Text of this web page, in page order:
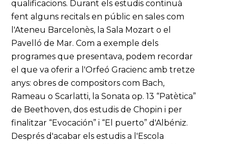
qualificacions. Durant els estudis continuà
fent alguns recitals en públic en sales com
l'Ateneu Barcelonès, la Sala Mozart o el
Pavelló de Mar. Com a exemple dels
programes que presentava, podem recordar
el que va oferir a l'Orfeó Gracienc amb tretze
anys: obres de compositors com Bach,
Rameau o Scarlatti, la Sonata op. 13 “Patètica”
de Beethoven, dos estudis de Chopin i per
finalitzar “Evocación” i “El puerto” d'Albéniz.
Després d'acabar els estudis a l'Escola